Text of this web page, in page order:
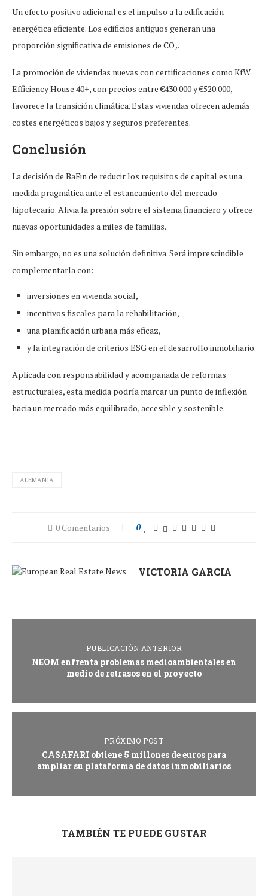
Un efecto positivo adicional es el impulso a la edificación
energética eficiente. Los edificios antiguos generan una
proporción significativa de emisiones de CO₂.
La promoción de viviendas nuevas con certificaciones como KfW
Efficiency House 40+, con precios entre €430.000 y €520.000,
favorece la transición climática. Estas viviendas ofrecen además
costes energéticos bajos y seguros preferentes.
Conclusión
La decisión de BaFin de reducir los requisitos de capital es una
medida pragmática ante el estancamiento del mercado
hipotecario. Alivia la presión sobre el sistema financiero y ofrece
nuevas oportunidades a miles de familias.
Sin embargo, no es una solución definitiva. Será imprescindible
complementarla con:
inversiones en vivienda social,
incentivos fiscales para la rehabilitación,
una planificación urbana más eficaz,
y la integración de criterios ESG en el desarrollo inmobiliario.
Aplicada con responsabilidad y acompañada de reformas
estructurales, esta medida podría marcar un punto de inflexión
hacia un mercado más equilibrado, accesible y sostenible.
ALEMANIA
0 Comentarios 0
VICTORIA GARCIA
PUBLICACIÓN ANTERIOR
NEOM enfrenta problemas medioambientales en
medio de retrasos en el proyecto
PRÓXIMO POST
CASAFARI obtiene 5 millones de euros para
ampliar su plataforma de datos inmobiliarios
TAMBIÉN TE PUEDE GUSTAR